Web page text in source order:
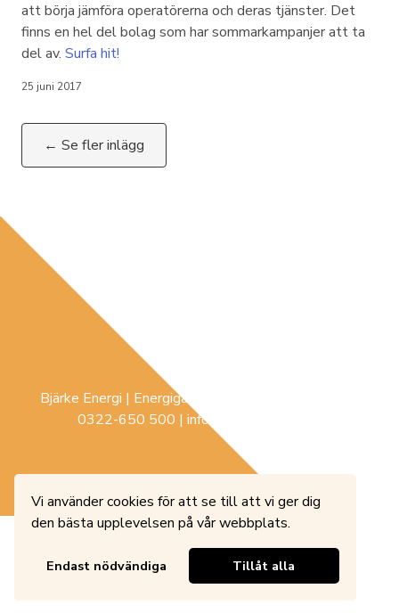
att börja jämföra operatörerna och deras tjänster. Det
finns en hel del bolag som har sommarkampanjer att ta
del av. Surfa hit!
25 juni 2017
← Se fler inlägg
Bjärke Energi | Energigatan 3 |
0322-650 500 | info@bjerke-energi.se
Vi använder cookies för att se till att vi ger dig
den bästa upplevelsen på vår webbplats.
Endast nödvändiga Tillåt alla